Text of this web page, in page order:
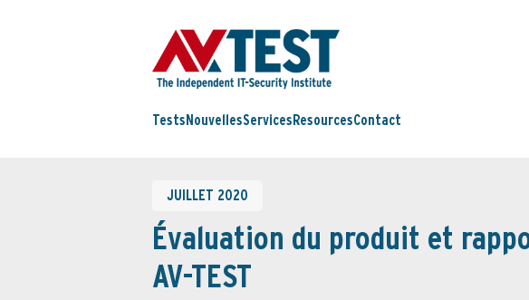
Tests NouvellesServices ResourcesContact
JUILLET 2020
Évaluation du produit et
AV-TEST